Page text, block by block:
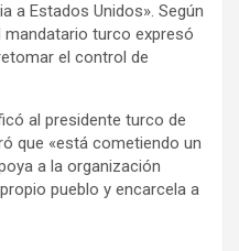
a Estados Unidos». Según
turco expresó
el control de
al presidente turco de
que «está cometiendo un
a la organización
pueblo y encarcela a